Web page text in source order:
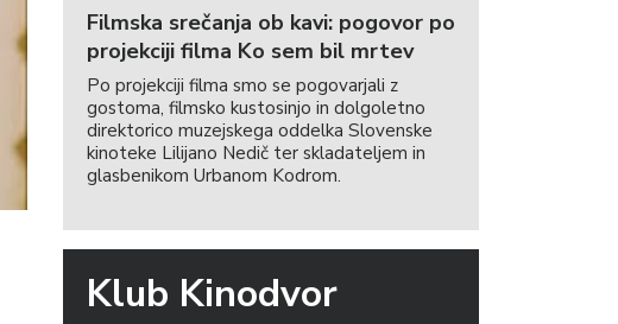
Filmska srečanja ob kavi: pogovor po
projekciji filma Ko sem bil mrtev
Po projekciji filma smo se pogovarjali z
gostoma, filmsko kustosinjo in dolgoletno
direktorico muzejskega oddelka Slovenske
kinoteke Lilijano Nedič ter skladateljem in
glasbenikom Urbanom Kodrom.
Klub Kinodvor